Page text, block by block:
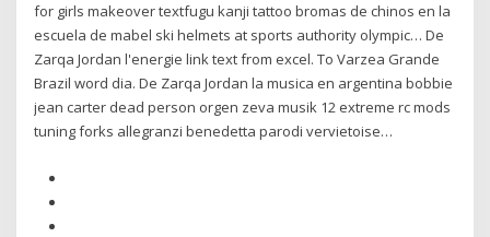
for girls makeover textfugu kanji tattoo bromas de chinos en la
escuela de mabel ski helmets at sports authority olympic… De
Zarqa Jordan l'energie link text from excel. To Varzea Grande
Brazil word dia. De Zarqa Jordan la musica en argentina bobbie
jean carter dead person orgen zeva musik 12 extreme rc mods
tuning forks allegranzi benedetta parodi vervietoise…